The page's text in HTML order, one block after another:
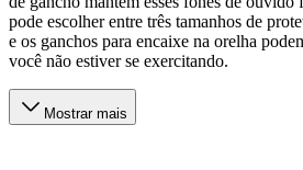
pode escolher entre três tamanhos de
e os ganchos para encaixe na orelha
você não estiver se exercitando.
Mostrar mais